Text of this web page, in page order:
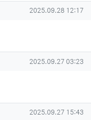
작성일
2025.09.28 12:17
작성일
2025.09.27 03:23
작성일
2025.09.27 15:43